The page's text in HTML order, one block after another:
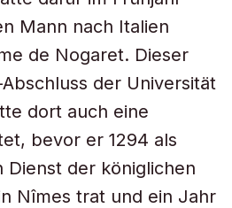
Mann nach Italien
de Nogaret. Dieser
der Universität
dort auch eine
bevor er 1294 als
Dienst der königlichen
Nîmes trat und ein Jahr